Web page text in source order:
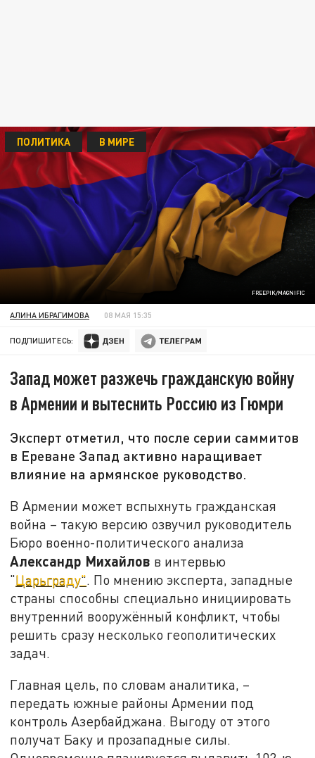
FREEPIK/MAGNIFIC
ПОЛИТИКА В МИРЕ
АЛИНА ИБРАГИМОВА 08 МАЯ 15:35
ПОДПИШИТЕСЬ:
Запад может разжечь гражданскую войну
в Армении и вытеснить Россию из Гюмри
Эксперт отметил, что после серии саммитов
в Ереване Запад активно наращивает
влияние на армянское руководство.
В Армении может вспыхнуть гражданская
война – такую версию озвучил руководитель
Бюро военно-политического анализа
Александр Михайлов в интервью
"Царьграду". По мнению эксперта, западные
страны способны специально инициировать
внутренний вооружённый конфликт, чтобы
решить сразу несколько геополитических
задач.
Главная цель, по словам аналитика, –
передать южные районы Армении под
контроль Азербайджана. Выгоду от этого
получат Баку и прозападные силы.